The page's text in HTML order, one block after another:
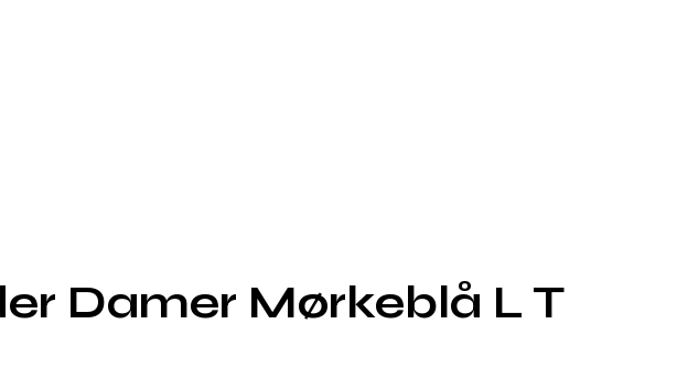
Damer Mørkeblå L T